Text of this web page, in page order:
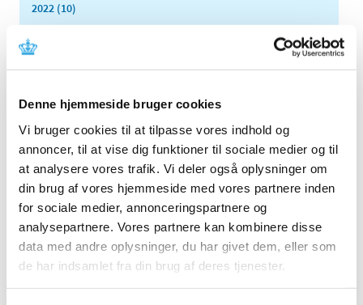
Denne hjemmeside bruger cookies
Vi bruger cookies til at tilpasse vores indhold og
annoncer, til at vise dig funktioner til sociale medier og til
at analysere vores trafik. Vi deler også oplysninger om
din brug af vores hjemmeside med vores partnere inden
for sociale medier, annonceringspartnere og
analysepartnere. Vores partnere kan kombinere disse
data med andre oplysninger, du har givet dem, eller som
de har indsamlet fra din brug af deres tjenester.
2022 (10)
november (4)
september (2)
august (2)
juli (3)
juni (1)
maj (7)
marts (2)
februar (2)